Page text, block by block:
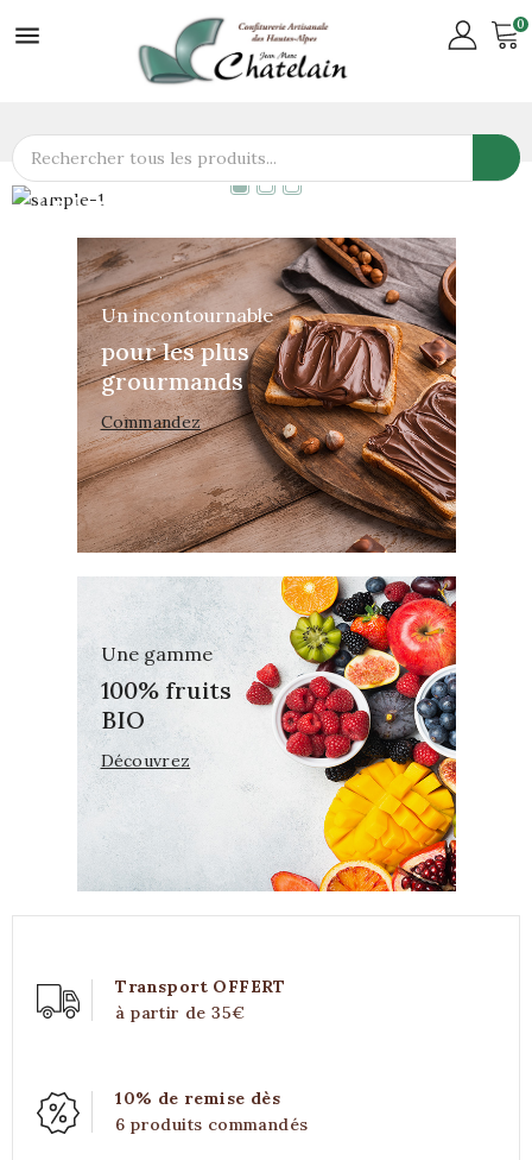
 0
Un Large Choix De Confitures
avec plus de 35 parfums
DécouvrezUn incontournable
pour les plus
grourmands
Commandez
Une gamme
100% fruits
BIO
Découvrez
Transport OFFERT
à partir de 35€
10% de remise dès
6 produits commandés